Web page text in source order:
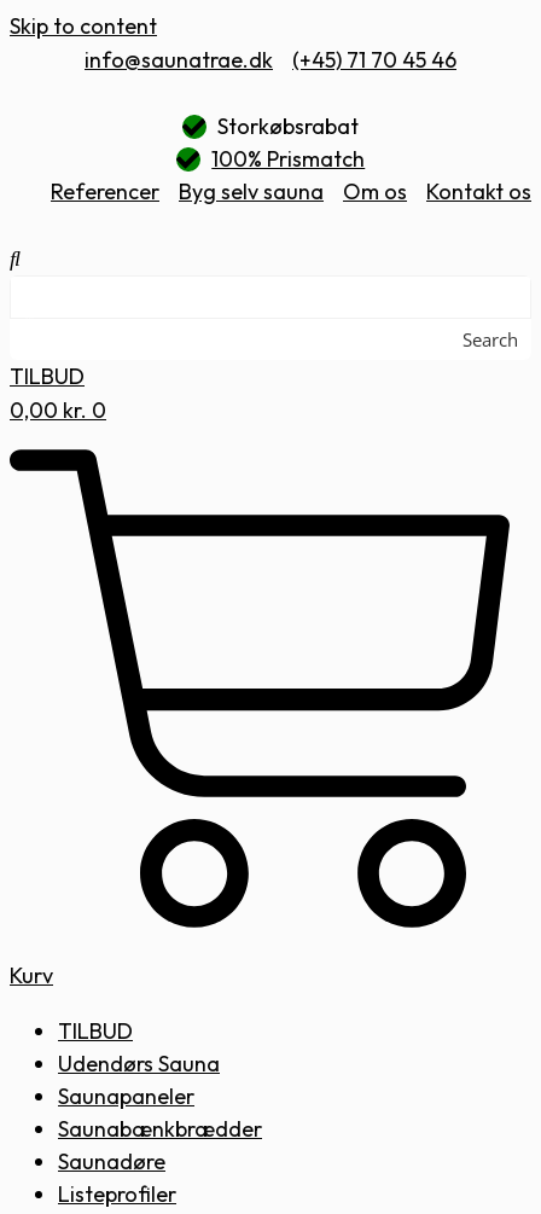
Skip to content
info@saunatrae.dk
(+45) 71 70 45 46
Storkøbsrabat
100% Prismatch
Referencer
Byg selv sauna Om os Kontakt os
Search
TILBUD
0,00 kr. 0
Kurv
TILBUD
Udendørs Sauna
Saunapaneler
Saunabænkbrædder
Saunadøre
Listeprofiler